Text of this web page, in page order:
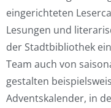
eingerichteten
Lesungen und
der Stadtbibliothek
Team auch von
gestalten
Adventskalender, in